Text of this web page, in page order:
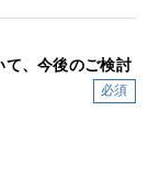
て、今後のご検討